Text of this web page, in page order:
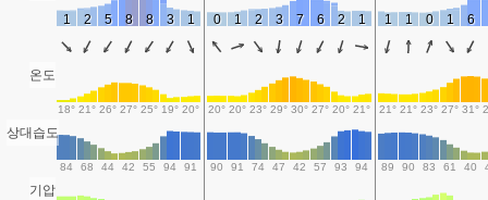
1 2 5 8 8 3 1 0 1 2 3 7 6 2 1 1 1 0 1 6
온도
18° 21° 26° 27° 25° 19° 20° 20° 20° 23° 29° 30° 27° 20° 21° 21° 21° 23° 27° 31°
상대습도
84 68 44 42 55 94 91 90 91 74 47 42 57 93 94 89 90 83 61 40
기압